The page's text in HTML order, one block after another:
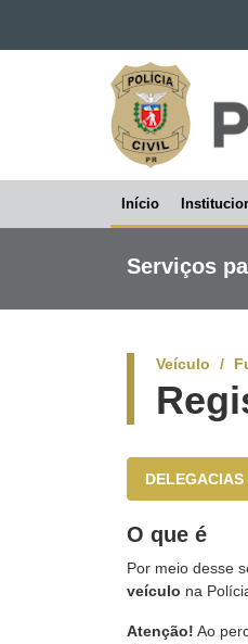
Ir para a navegação
Ir para a busca
Mapa do site
POLÍCIA
CIVIL
DO
PARANÁ
principal
Início
Serviços
ASSISTÊNCIA
Veículo
O que é
Por meio desse
veículo na
Atenção! Ao